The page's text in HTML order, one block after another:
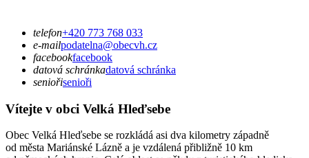
telefon+420 773 768 033
e-mailpodatelna@obecvh.cz
facebookfacebook
datová schránkadatová schránka
seniořisenioři
Vítejte v obci Velká Hleďsebe
Obec Velká Hleďsebe se rozkládá asi dva kilometry západně
od města Mariánské Lázně a je vzdálená přibližně 10 km